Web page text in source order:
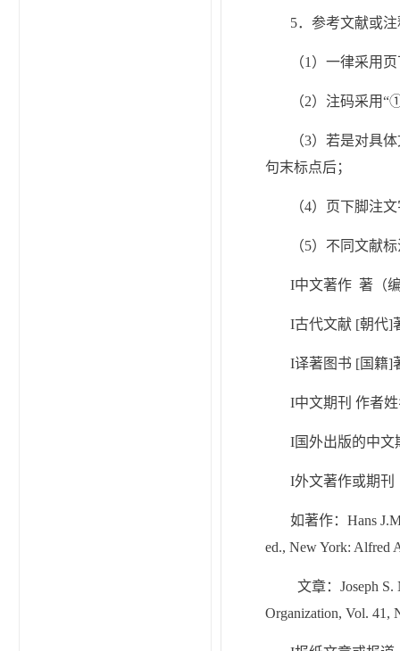
5．参考文献或注
（1）一律采用
（2）注码采
（3）若是对具
句末标点后；
（4）页下脚注
（5）不同文献
I中文著作 著（
I古代文献 [朝代]
I译著图书 [国籍]
I中文期刊 作者
I国外出版的中
I外文著作或期刊
如著作：Hans
ed., New York: Alfred
文章：Joseph S.
Organization, Vol.